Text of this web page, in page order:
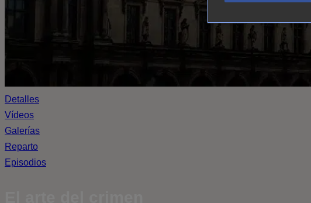
Detalles
Vídeos
Galerías
Reparto
Episodios